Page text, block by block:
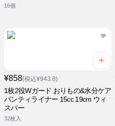
16個
¥858(税込¥943.8)
1枚2役Wガード おりもの&水分ケア
パンティライナー 15cc 19cm ウィ
スパー
32枚入